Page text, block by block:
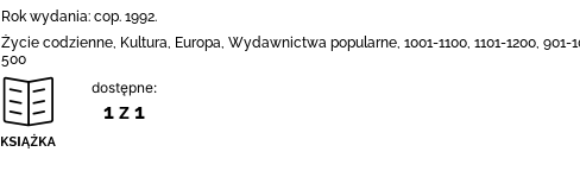
Rok wydania: cop. 1992.
Życie codzienne, Kultura, Europa, Wydawnictwa popularne, 1001-1100, 1101-1200, 901-
500
dostępne:
1 z 1